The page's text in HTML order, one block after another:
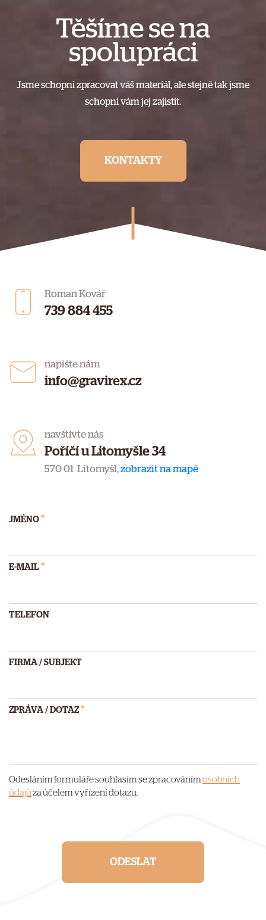
Těšíme se na
spolupráci
Jsme schopni zpracovat váš materiál, ale stejně tak jsme
schopni vám jej zajistit.
KONTAKTY
Roman Kovář
739 884 455
napište nám
info@gravirex.cz
navštivte nás
Poříčí u Litomyšle 34
570 01 Litomyšl,zobrazit na mapě
JMÉNO *
E-MAIL *
TELEFON
FIRMA / SUBJEKT
ZPRÁVA / DOTAZ*
Odesláním formuláře souhlasím se zpracovánímosobních
údajůza účelem vyřízení dotazu.
ODESLAT